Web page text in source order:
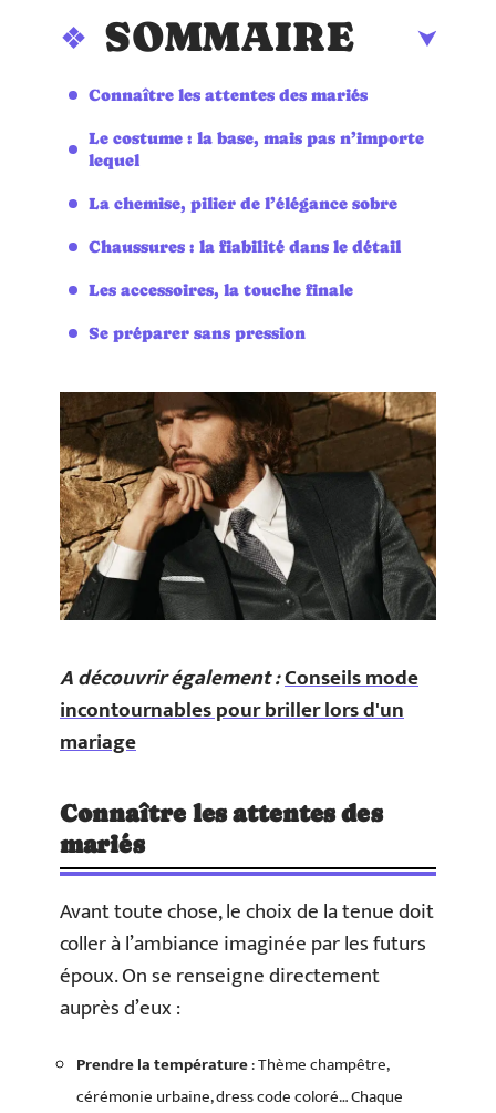
SOMMAIRE
Connaître les attentes des mariés
Le costume : la base, mais pas n’importe
lequel
La chemise, pilier de l’élégance sobre
Chaussures : la fiabilité dans le détail
Les accessoires, la touche finale
Se préparer sans pression
A découvrir également :Conseils mode
incontournables pour briller lors d'un
mariage
Connaître les attentes des
mariés
Avant toute chose, le choix de la tenue doit
coller à l’ambiance imaginée par les futurs
époux. On se renseigne directement
auprès d’eux :
Prendre la température: Thème champêtre,
cérémonie urbaine, dress code coloré… Chaque